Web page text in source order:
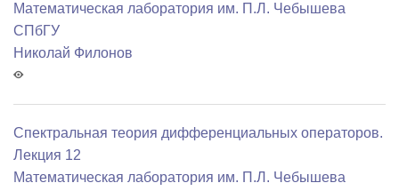
Математичеcкая лаборатория им. П.Л. Чебышева
СПбГУ
Николай Филонов
Спектральная теория дифференциальных операторов.
Лекция 12
Математичеcкая лаборатория им. П.Л. Чебышева